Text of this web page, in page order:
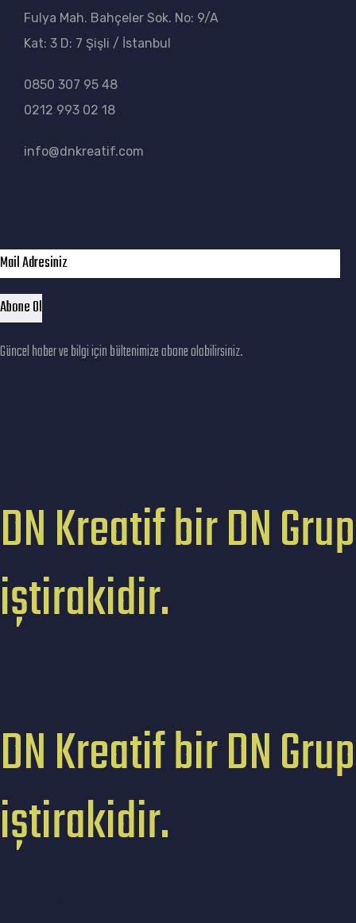
Fulya Mah. Bahçeler Sok. No: 9/A
Kat: 3 D: 7 Şişli / İstanbul
0850 307 95 48
0212 993 02 18
info@dnkreatif.com
Güncel haber ve bilgi için bültenimize abone olabilirsiniz.
DN Kreatif bir DN Grup
iştirakidir.
DN Kreatif bir DN Grup
iştirakidir.